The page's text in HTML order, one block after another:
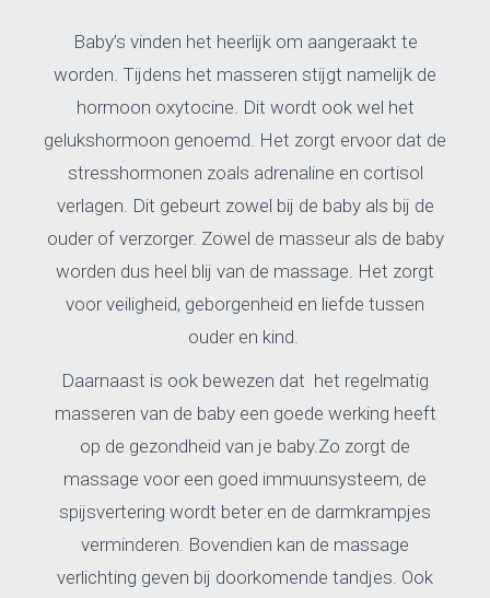
Baby’s vinden het heerlijk om aangeraakt te
worden. Tijdens het masseren stijgt namelijk de
hormoon oxytocine. Dit wordt ook wel het
gelukshormoon genoemd. Het zorgt ervoor dat de
stresshormonen zoals adrenaline en cortisol
verlagen. Dit gebeurt zowel bij de baby als bij de
ouder of verzorger. Zowel de masseur als de baby
worden dus heel blij van de massage. Het zorgt
voor veiligheid, geborgenheid en liefde tussen
ouder en kind.
Daarnaast is ook bewezen dat het regelmatig
masseren van de baby een goede werking heeft
op de gezondheid van je baby.Zo zorgt de
massage voor een goed immuunsysteem, de
spijsvertering wordt beter en de darmkrampjes
verminderen. Bovendien kan de massage
verlichting geven bij doorkomende tandjes. Ook